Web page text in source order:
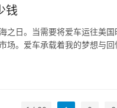
钱
之日。当需要将爱车运往美
场。爱车承载着我的梦想与